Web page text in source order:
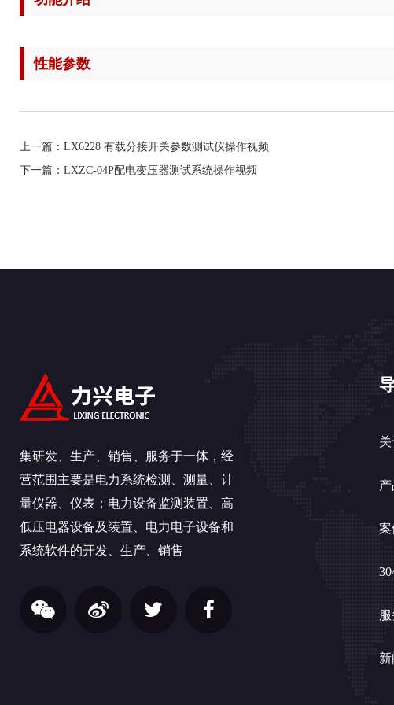
性能参数
上一篇：LX6228 有载分接开关参数测试仪操作视频
下一篇：LXZC-04P配电变压器测试系统操作视频
集研发、生产、销售、服务于一体，经
营范围主要是电力系统检测、测量、计
量仪器、仪表；电力设备监测装置、高
低压电器设备及装置、电力电子设备和
系统软件的开发、生产、销售
服